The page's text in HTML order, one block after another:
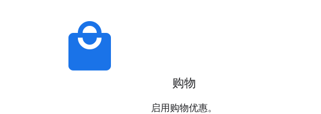
local_mall
购物
启用购物优惠。